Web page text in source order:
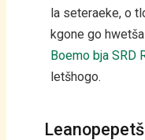
la seteraeke, o
kgone go
Boemo bja SRD
letšhogo.